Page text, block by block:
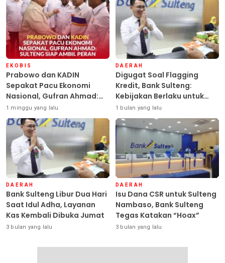
EKOBIS
Prabowo dan KADIN
Sepakat Pacu Ekonomi
Nasional, Gufran Ahmad:
Sulteng Siap Ambil Peran
1 minggu yang lalu
DAERAH
Digugat Soal Flagging
Kredit, Bank Sulteng:
Kebijakan Berlaku untuk
Seluruh Debitur ASN
1 bulan yang lalu
DAERAH
Bank Sulteng Libur Dua Hari
Saat Idul Adha, Layanan
Kas Kembali Dibuka Jumat
3 bulan yang lalu
DAERAH
Isu Dana CSR untuk Sulteng
Nambaso, Bank Sulteng
Tegas Katakan “Hoax”
3 bulan yang lalu